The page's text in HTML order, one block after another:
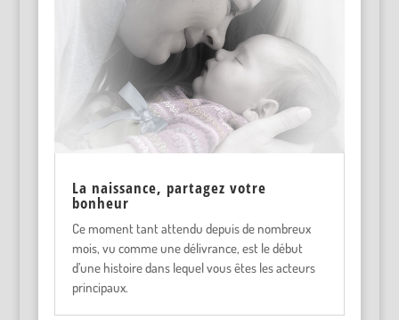
La naissance, partagez votre
bonheur
Ce moment tant attendu depuis de nombreux
mois, vu comme une délivrance, est le début
d’une histoire dans lequel vous êtes les acteurs
principaux.